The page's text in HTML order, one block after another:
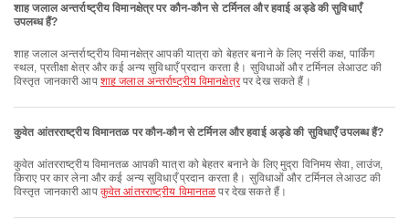
शाह जलाल अन्तर्राष्ट्रीय विमानक्षेत्र पर कौन-कौन से टर्मिनल और हवाई अड्डे की सुविधाएँ
उपलब्ध हैं?
शाह जलाल अन्तर्राष्ट्रीय विमानक्षेत्र आपकी यात्रा को बेहतर बनाने के लिए नर्सरी कक्ष, पार्किंग
स्थल, प्रतीक्षा क्षेत्र और कई अन्य सुविधाएँ प्रदान करता है। सुविधाओं और टर्मिनल लेआउट की
विस्तृत जानकारी आप शाह जलाल अन्तर्राष्ट्रीय विमानक्षेत्रपर देख सकते हैं।
कुवेत आंतरराष्ट्रीय विमानतळ पर कौन-कौन से टर्मिनल और हवाई अड्डे की सुविधाएँ उपलब्ध हैं?
कुवेत आंतरराष्ट्रीय विमानतळ आपकी यात्रा को बेहतर बनाने के लिए मुद्रा विनिमय सेवा, लाउंज,
किराए पर कार लेना और कई अन्य सुविधाएँ प्रदान करता है। सुविधाओं और टर्मिनल लेआउट की
विस्तृत जानकारी आप कुवेत आंतरराष्ट्रीय विमानतळ पर देख सकते हैं।